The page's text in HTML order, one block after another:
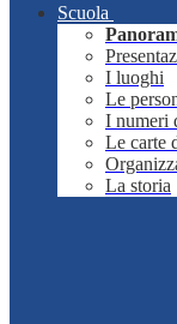
Scuola
I luoghi
Le
I numeri
Le carte
La storia